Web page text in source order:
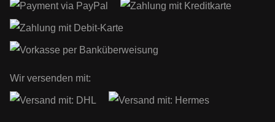
Wir versenden mit: